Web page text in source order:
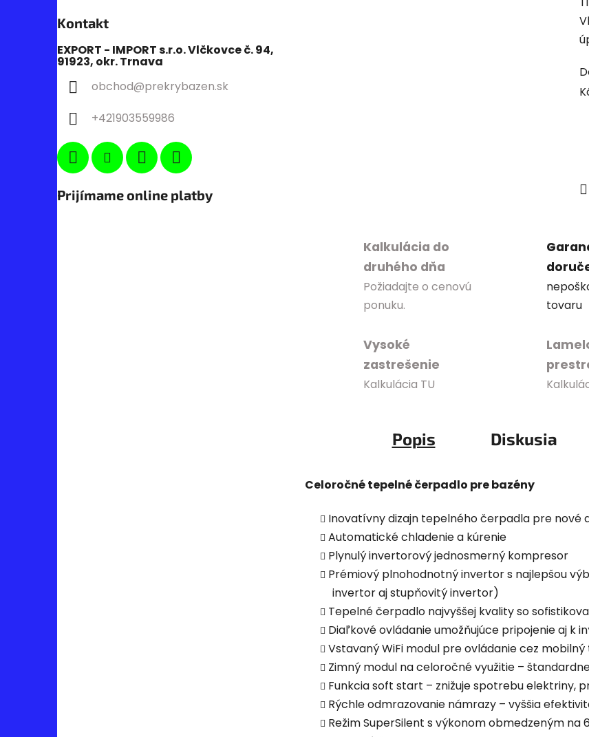
Kontakt
EXPORT - IMPORT s.r.o. Vlčkovce č. 94,
91923, okr. Trnava
obchod@prekrybazen.sk
+421903559986
Prijímame online platby
Kalkulácia do
druhého dňa
Požiadajte o cenovú
ponuku.
tovaru
Vysoké
zastrešenie
Kalkulácia TU
Popis Diskusia
Celoročné tepelné čerpadlo pre bazény
Inovatívny dizajn tepelného čerpadla pre nové
Automatické chladenie a kúrenie
Plynulý invertorový jednosmerný kompresor
Prémiový plnohodnotný invertor s najlepšou
invertor aj stupňovitý invertor)
Tepelné čerpadlo najvyššej kvality so
Diaľkové ovládanie umožňujúce pripojenie aj k
Vstavaný WiFi modul pre ovládanie cez
Zimný modul na celoročné využitie –
Funkcia soft start – znižuje spotrebu elektriny,
Rýchle odmrazovanie námrazy – vyššia
Režim SuperSilent s výkonom obmedzeným